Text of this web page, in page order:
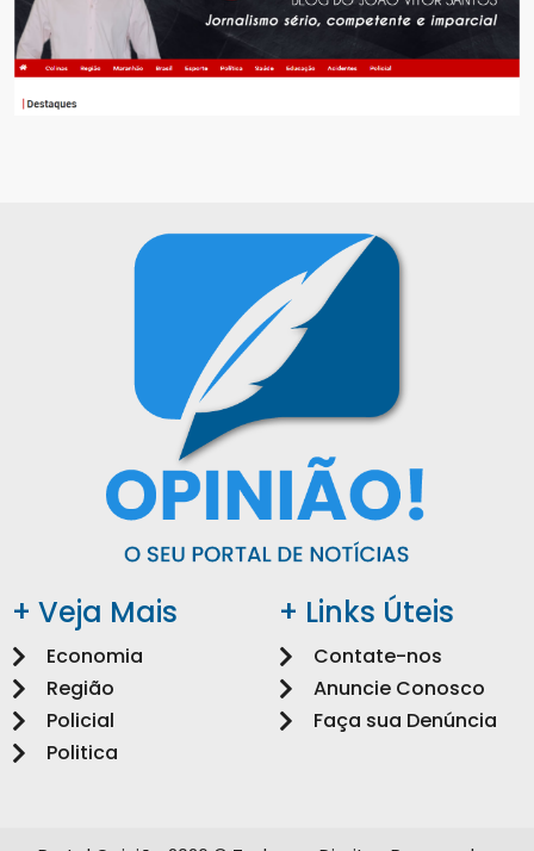
+ Veja Mais
Economia
Região
Policial
Politica
+ Links Úteis
Contate-nos
Anuncie Conosco
Faça sua Denúncia